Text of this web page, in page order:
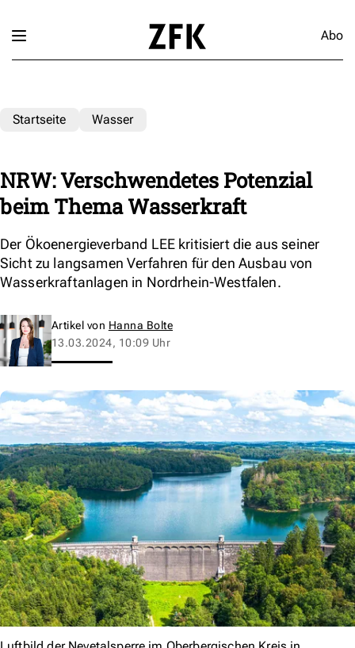
Abo
Startseite Wasser
NRW: Verschwendetes Potenzial
beim Thema Wasserkraft
Der Ökoenergieverband LEE kritisiert die aus seiner
Sicht zu langsamen Verfahren für den Ausbau von
Wasserkraftanlagen in Nordrhein-Westfalen.
Artikel von Hanna Bolte
13.03.2024, 10:09 Uhr